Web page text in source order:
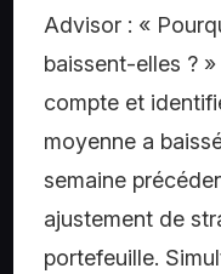
Advisor : «
baissent-elles ?
compte et
moyenne a
semaine
ajustement de
portefeuille.